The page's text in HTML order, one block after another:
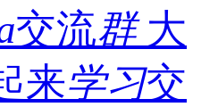
交流群大
来学习交